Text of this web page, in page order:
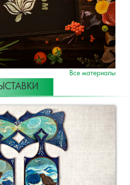
Все материалы